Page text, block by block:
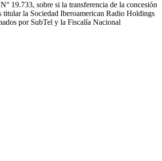
19.733, sobre si la transferencia de la concesión
titular la Sociedad Iberoamerican Radio Holdings
por SubTel y la Fiscalía Nacional